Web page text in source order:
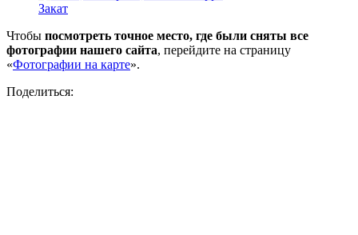
Закат
Чтобы посмотреть точное место, где были сняты все
фотографии нашего сайта, перейдите на страницу
«Фотографии на карте».
Поделиться: